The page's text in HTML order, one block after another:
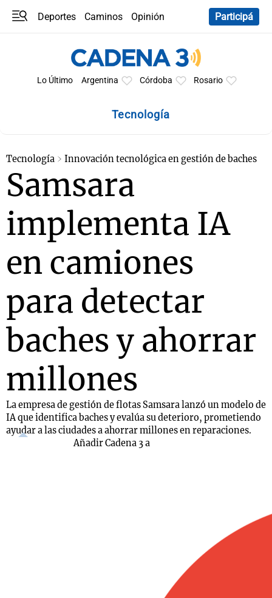
Deportes Caminos
Opinión
Participá
Lo Último Argentina Córdoba Rosario
Tecnología
Tecnología Innovación tecnológica en gestión de baches
Samsara
implementa IA
en camiones
para detectar
baches y ahorrar
millones
La empresa de gestión de flotas Samsara lanzó un modelo de
IA que identifica baches y evalúa su deterioro, prometiendo
ayudar a las ciudades a ahorrar millones en reparaciones.
Añadir Cadena 3 a